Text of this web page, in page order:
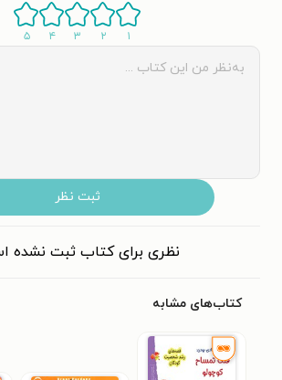
۱ ۲ ۳ ۴ ۵
ثبت نظر
نظری برای کتاب ثبت نشده
کتاب‌های مشابه